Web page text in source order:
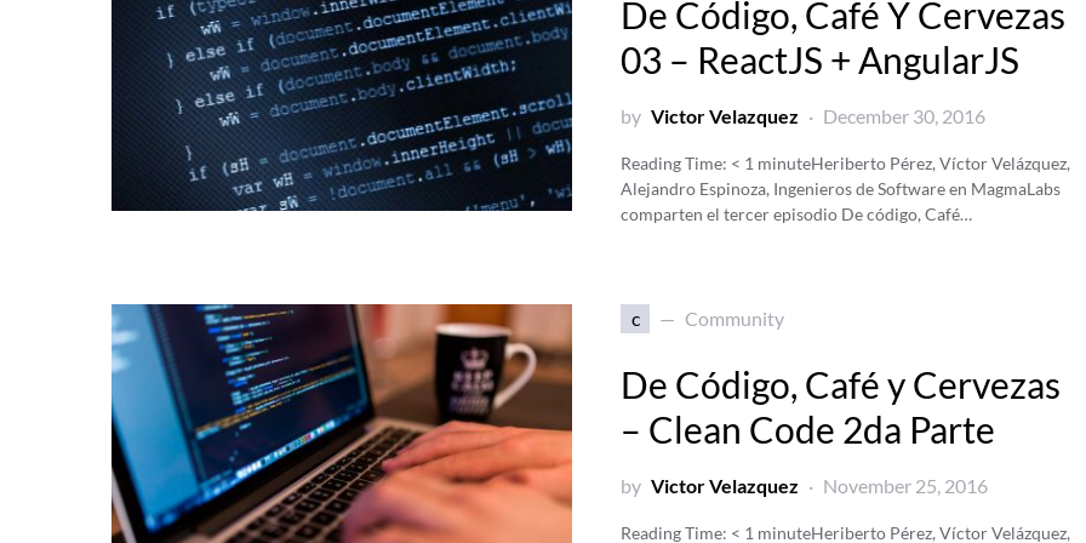
De Código, Café Y Cervezas
03 – ReactJS + AngularJS
by Victor Velazquez December 30, 2016
Reading Time: < 1 minuteHeriberto Pérez, Víctor Velázquez,
Alejandro Espinoza, Ingenieros de Software en MagmaLabs
comparten el tercer episodio De código, Café…
c Community
De Código, Café y Cervezas
– Clean Code 2da Parte
by Victor Velazquez November 25, 2016
Reading Time: < 1 minuteHeriberto Pérez, Víctor Velázquez,